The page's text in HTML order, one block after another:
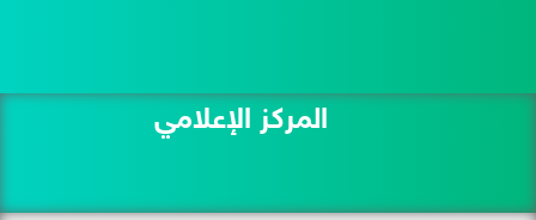
المركز الإعلامي